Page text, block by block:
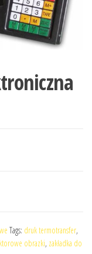
Tags: druk termotransfer,
obrazki, zakładka do